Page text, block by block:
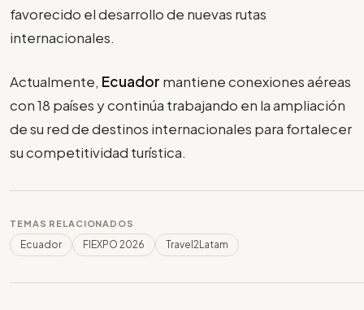
favorecido el desarrollo de nuevas rutas
internacionales.
Actualmente, Ecuador mantiene conexiones aéreas
con 18 países y continúa trabajando en la ampliación
de su red de destinos internacionales para fortalecer
su competitividad turística.
TEMAS RELACIONADOS
Ecuador FIEXPO 2026 Travel2Latam